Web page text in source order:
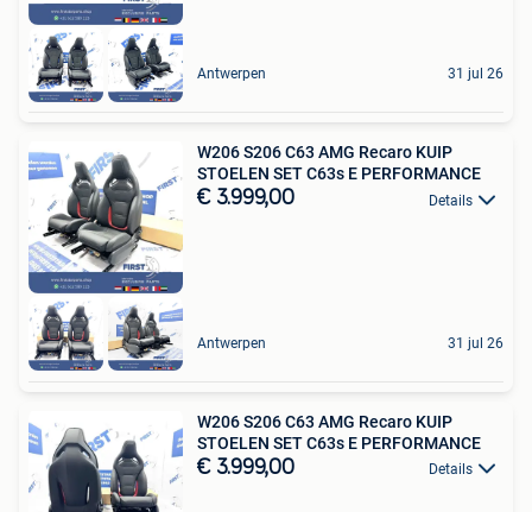
Antwerpen 31 jul 26
W206 S206 C63 AMG Recaro KUIP
STOELEN SET C63s E PERFORMANCE
€ 3.999,00 Details
Antwerpen 31 jul 26
W206 S206 C63 AMG Recaro KUIP
STOELEN SET C63s E PERFORMANCE
€ 3.999,00 Details